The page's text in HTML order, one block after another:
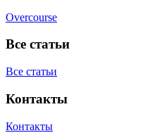
Overcourse
Все статьи
Все статьи
Контакты
Контакты